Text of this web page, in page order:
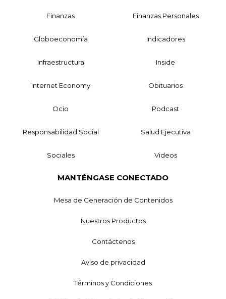
Finanzas Finanzas Personales
Globoeconomía Indicadores
Infraestructura Inside
Internet Economy Obituarios
Ocio Podcast
Responsabilidad Social Salud Ejecutiva
Sociales Videos
MANTÉNGASE CONECTADO
Mesa de Generación de Contenidos
Nuestros Productos
Contáctenos
Aviso de privacidad
Términos y Condiciones